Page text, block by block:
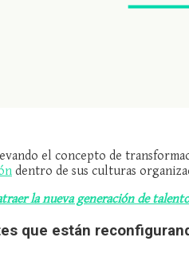
el concepto de
dentro de sus culturas
la nueva generación de talento
que están